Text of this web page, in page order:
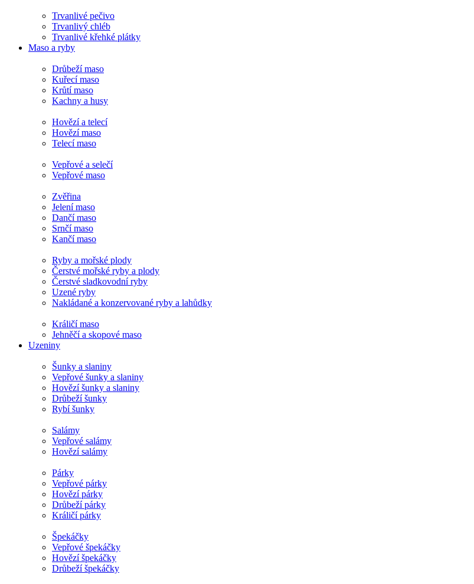
Trvanlivé pečivo
Trvanlivý chléb
Trvanlivé křehké plátky
Maso a ryby
Drůbeží maso
Kuřecí maso
Krůtí maso
Kachny a husy
Hovězí a telecí
Hovězí maso
Telecí maso
Vepřové a selečí
Vepřové maso
Zvěřina
Jelení maso
Dančí maso
Srnčí maso
Kančí maso
Ryby a mořské plody
Čerstvé mořské ryby a plody
Čerstvé sladkovodní ryby
Uzené ryby
Nakládané a konzervované ryby a lahůdky
Králičí maso
Jehněčí a skopové maso
Uzeniny
Šunky a slaniny
Vepřové šunky a slaniny
Hovězí šunky a slaniny
Drůbeží šunky
Rybí šunky
Salámy
Vepřové salámy
Hovězí salámy
Párky
Vepřové párky
Hovězí párky
Drůbeží párky
Králičí párky
Špekáčky
Vepřové špekáčky
Hovězí špekáčky
Drůbeží špekáčky